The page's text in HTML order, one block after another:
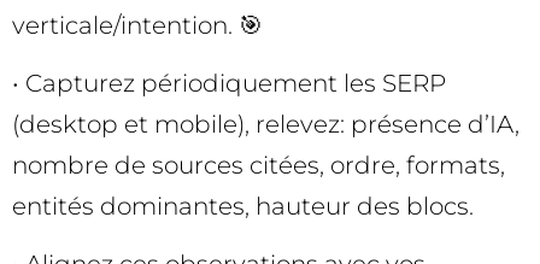
verticale/intention. 🎯
• Capturez périodiquement les SERP
(desktop et mobile), relevez: présence d’IA,
nombre de sources citées, ordre, formats,
entités dominantes, hauteur des blocs.